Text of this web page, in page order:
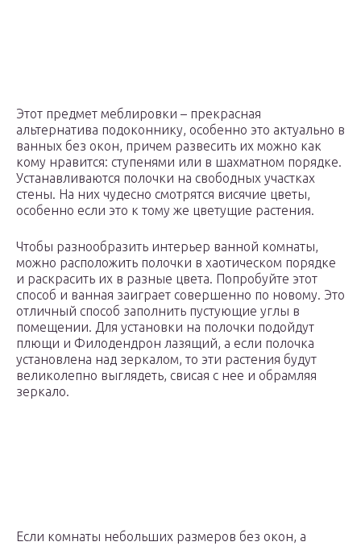
Этот предмет меблировки – прекрасная
альтернатива подоконнику, особенно это актуально в
ванных без окон, причем развесить их можно как
кому нравится: ступенями или в шахматном порядке.
Устанавливаются полочки на свободных участках
стены. На них чудесно смотрятся висячие цветы,
особенно если это к тому же цветущие растения.
Чтобы разнообразить интерьер ванной комнаты,
можно расположить полочки в хаотическом порядке
и раскрасить их в разные цвета. Попробуйте этот
способ и ванная заиграет совершенно по новому. Это
отличный способ заполнить пустующие углы в
помещении. Для установки на полочки подойдут
плющи и Филодендрон лазящий, а если полочка
установлена над зеркалом, то эти растения будут
великолепно выглядеть, свисая с нее и обрамляя
зеркало.
Если комнаты небольших размеров без окон, а